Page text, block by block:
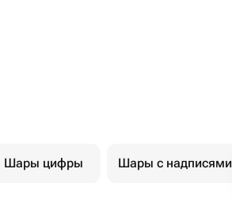
Шары цифры Шары с надписями